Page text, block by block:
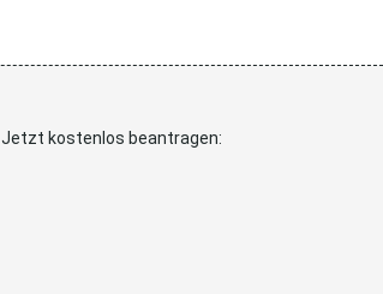
Jetzt kostenlos beantragen: